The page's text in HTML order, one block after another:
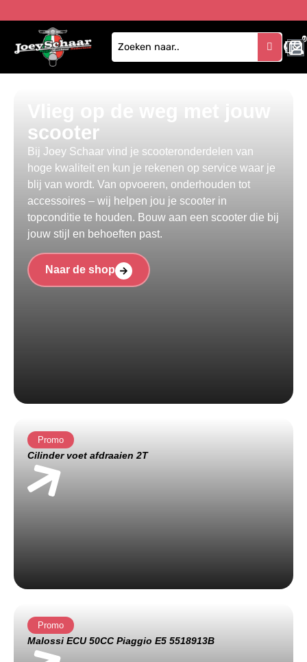
0
1
scooter
Bij Joey Schaar vind je scooteronderdelen van
hoge kwaliteit en kun je rekenen op service waar je
blij van wordt. Van opvoeren, onderhouden tot
accessoires – wij helpen jou je scooter in
topconditie te houden. Bouw aan een scooter die bij
jouw stijl en behoeften past.
Naar de shop
Promo
Cilinder voet afdraaien 2T
Promo
Malossi ECU 50CC Piaggio E5 5518913B